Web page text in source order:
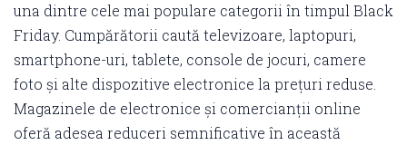
una dintre cele mai populare categorii în timpul Black
Friday. Cumpărătorii caută televizoare, laptopuri,
smartphone-uri, tablete, console de jocuri, camere
foto și alte dispozitive electronice la prețuri reduse.
Magazinele de electronice și comercianții online
oferă adesea reduceri semnificative în această